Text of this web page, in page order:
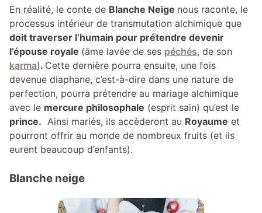
En réalité, le conte de Blanche Neige nous raconte, le
processus intérieur de transmutation alchimique que
doit traverser l’humain pour prétendre devenir
l’épouse royale (âme lavée de ses péchés, de son
karma). Cette dernière pourra ensuite, une fois
devenue diaphane, c’est-à-dire dans une nature de
perfection, pourra prétendre au mariage alchimique
avec le mercure philosophale (esprit sain) qu’est le
prince. Ainsi mariés, ils accèderont au Royaume et
pourront offrir au monde de nombreux fruits (et ils
eurent beaucoup d’enfants).
Blanche neige